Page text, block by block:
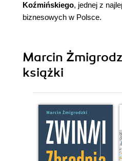
Koźmińskiego, jednej z
biznesowych w Polsce.
Marcin
książki